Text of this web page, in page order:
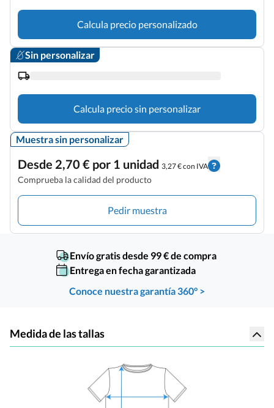
Calcula precio personalizado
Sin personalizar
Calcula precio sin personalizar
Muestra sin personalizar
Desde 2,70 € por 1 unidad 3,27 € con IVA
Comprueba la calidad del producto
Pedir muestra
Envío gratis desde 99 € de compra
Entrega en fecha garantizada
Conoce nuestra garantía 360° >
Medida de las tallas